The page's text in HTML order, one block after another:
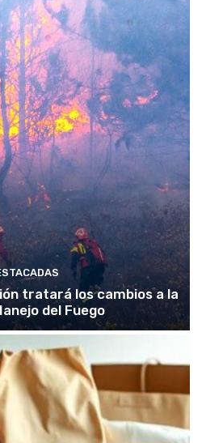
tratará los cambios a la
del Fuego